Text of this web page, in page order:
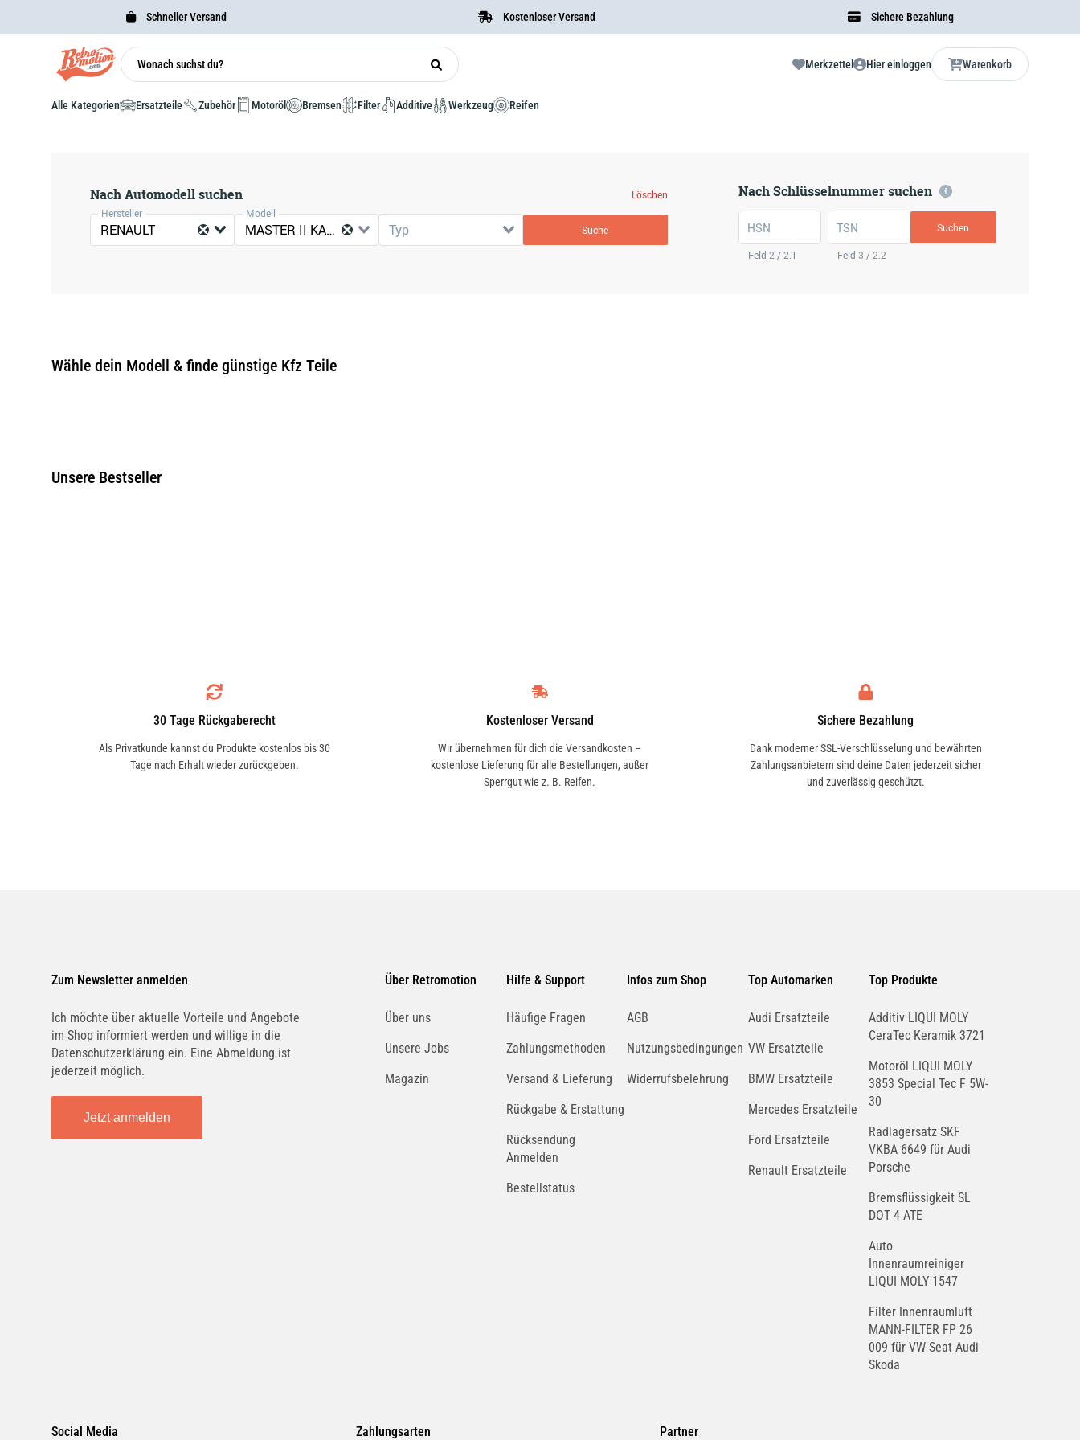
Schneller Versand Kostenloser Versand Sichere Bezahlung
Merkzettel Hier einloggen Warenkorb
Alle Kategorien Ersatzteile Zubehör Motoröl Bremsen Filter Additive Werkzeug Reifen
Nach Automodell suchen
Löschen
Hersteller
RENAULT
Modell
MASTER II KASTEN (FD) Typ Suche
Nach Schlüsselnummer suchen
HSN
Feld 2 / 2.1
TSN
Feld 3 / 2.2
Suchen
Wähle dein Modell & finde günstige Kfz Teile
Unsere Bestseller
30 Tage Rückgaberecht
Als Privatkunde kannst du Produkte kostenlos bis 30
Tage nach Erhalt wieder zurückgeben.
Kostenloser Versand
Wir übernehmen für dich die Versandkosten –
kostenlose Lieferung für alle Bestellungen, außer
Sperrgut wie z. B. Reifen.
Sichere Bezahlung
Dank moderner SSL-Verschlüsselung und bewährten
Zahlungsanbietern sind deine Daten jederzeit sicher
und zuverlässig geschützt.
Zum Newsletter anmelden
Ich möchte über aktuelle Vorteile und Angebote
im Shop informiert werden und willige in die
Datenschutzerklärung ein. Eine Abmeldung ist
jederzeit möglich.
Jetzt anmelden
Über Retromotion
Über uns
Unsere Jobs
Magazin
Hilfe & Support
Häufige Fragen
Zahlungsmethoden
Versand & Lieferung
Rückgabe & Erstattung
Rücksendung
Anmelden
Bestellstatus
Infos zum Shop
AGB
Nutzungsbedingungen
Widerrufsbelehrung
Top Automarken
Audi Ersatzteile
VW Ersatzteile
BMW Ersatzteile
Mercedes Ersatzteile
Ford Ersatzteile
Renault Ersatzteile
Top Produkte
Additiv LIQUI MOLY
CeraTec Keramik 3721
Motoröl LIQUI MOLY
3853 Special Tec F 5W-
30
Radlagersatz SKF
VKBA 6649 für Audi
Porsche
Bremsflüssigkeit SL
DOT 4 ATE
Auto
Innenraumreiniger
LIQUI MOLY 1547
Filter Innenraumluft
MANN-FILTER FP 26
009 für VW Seat Audi
Skoda
Social Media Zahlungsarten Partner